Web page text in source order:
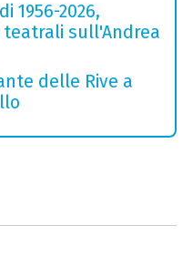
1956-2026,
sull'Andrea
delle Rive a